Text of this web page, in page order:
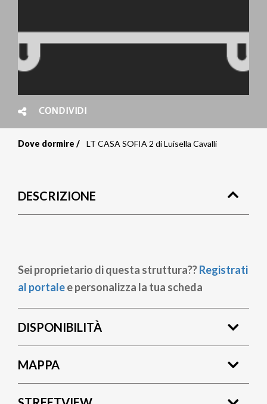
CONDIVIDI
pane
Dove dormire LT CASA SOFIA 2 di Luisella Cavalli
DESCRIZIONE
Sei proprietario di questa struttura??Registrati
al portalee personalizza la tua scheda
DISPONIBILITÀ
MAPPA